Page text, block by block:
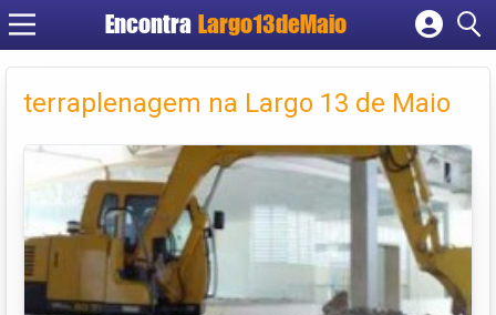
Encontra Largo13deMaio
Cadastrar empresa
Criar conta
terraplenagem na Largo 13 de Maio